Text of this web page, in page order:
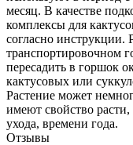
месяц. В качестве
комплексы для
согласно инструкции.
транспортировочном
пересадить в горшок
кактусовых или
Растение может
имеют свойство расти,
ухода, времени года.
Отзывы